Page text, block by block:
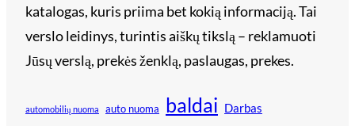
katalogas, kuris priima bet kokią informaciją. Tai
verslo leidinys, turintis aiškų tikslą – reklamuoti
Jūsų verslą, prekės ženklą, paslaugas, prekes.
automobilių nuoma auto nuoma baldai Darbas